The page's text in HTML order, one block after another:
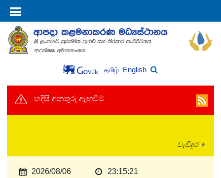
தமிழ் English
හදිසි අනතුරු ඇඟවීම්
වැඩිදුර
2026/08/06 23:15:21